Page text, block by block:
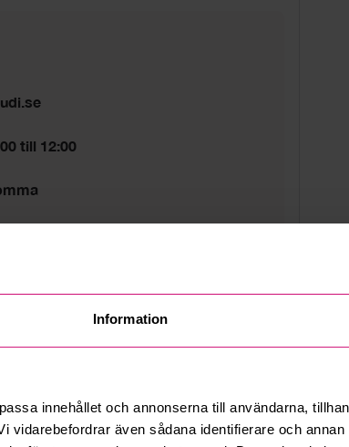
Information
innehållet och annonserna till användarna,
vidarebefordrar även sådana identifierare och
till 12:00